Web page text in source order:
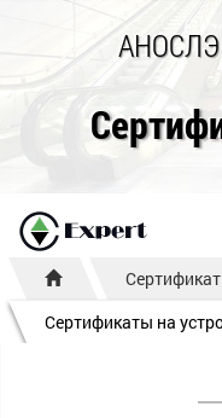
АНОСЛЭ
Сертификаты на